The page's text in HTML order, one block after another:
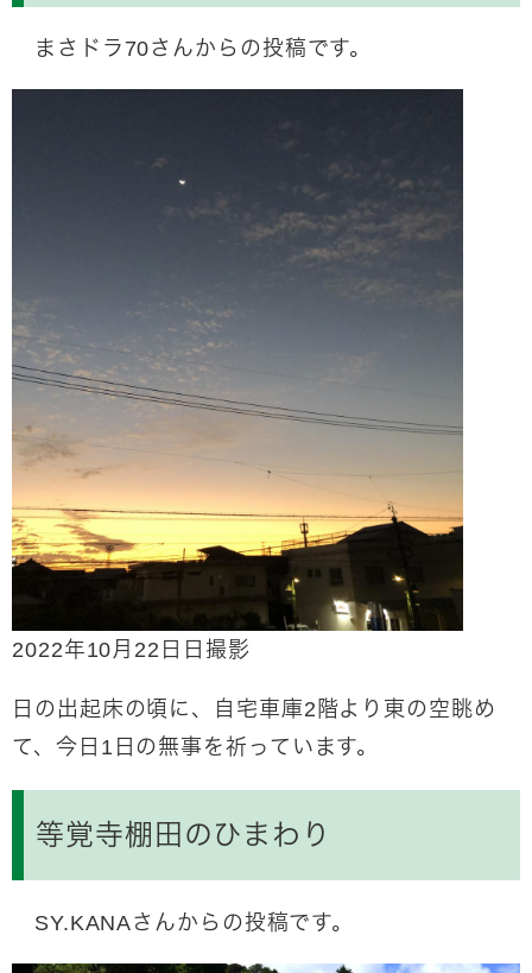
まさドラ70さんからの投稿です。
2022年10月22日日撮影
日の出起床の頃に、自宅車庫2階より東の空眺め
て、今日1日の無事を祈っています。
等覚寺棚田のひまわり
SY.KANAさんからの投稿です。